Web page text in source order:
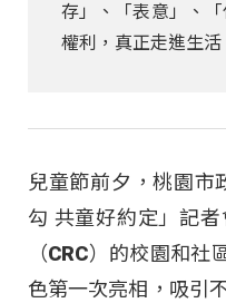
存」、「表意」、
權利，真正走進生活
兒童節前夕，桃園市
勾 共童好約定」記
（CRC）的校園和
色第一次亮相，吸引